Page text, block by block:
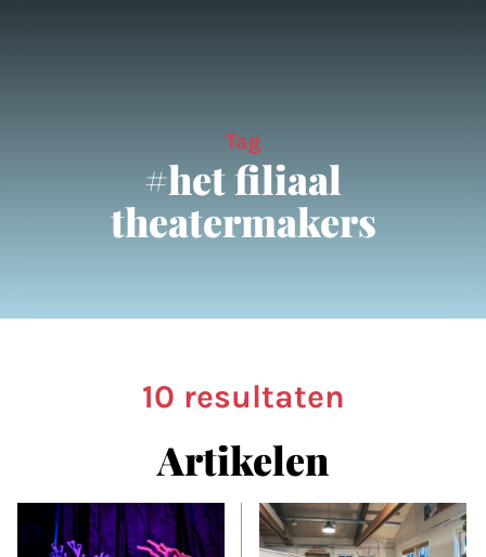
Tag
#het filiaal
theatermakers
10 resultaten
Artikelen